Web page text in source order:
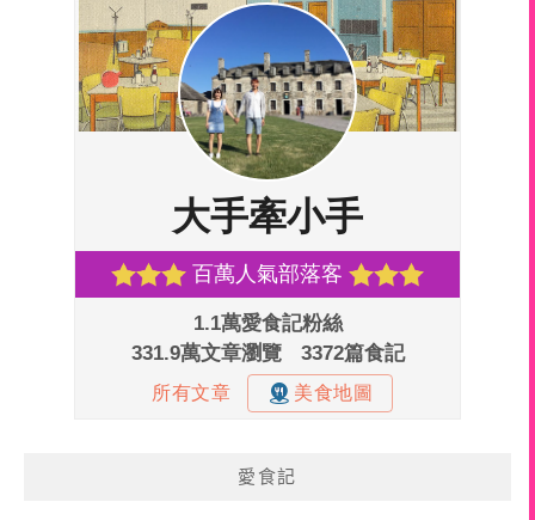
愛食記